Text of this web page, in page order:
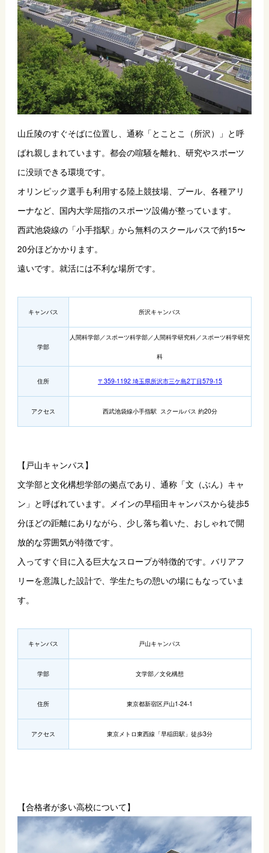
山丘陵のすぐそばに位置し、通称「とことこ（所沢）」と呼
ばれ親しまれています。都会の喧騒を離れ、研究やスポーツ
に没頭できる環境です。
オリンピック選手も利用する陸上競技場、プール、各種アリ
ーナなど、国内大学屈指のスポーツ設備が整っています。
西武池袋線の「小手指駅」から無料のスクールバスで約15〜
20分ほどかかります。
遠いです。就活には不利な場所です。
キャンバス 所沢キャンバス
学部
人間科学部／スポーツ科学部／人間科学研究科／スポーツ科学研究
科
住所 〒359-1192 埼玉県所沢市三ケ島2丁目579-15
アクセス 西武池袋線小手指駅 スクールバス 約20分
【戸山キャンパス】
文学部と文化構想学部の拠点であり、通称「文（ぶん）キャ
ン」と呼ばれています。メインの早稲田キャンパスから徒歩5
分ほどの距離にありながら、少し落ち着いた、おしゃれで開
放的な雰囲気が特徴です。
入ってすぐ目に入る巨大なスロープが特徴的です。バリアフ
リーを意識した設計で、学生たちの憩いの場にもなっていま
す。
キャンバス 戸山キャンパス
学部 文学部／文化構想
住所 東京都新宿区戸山1-24-1
アクセス 東京メトロ東西線「早稲田駅」徒歩3分
【合格者が多い高校について】